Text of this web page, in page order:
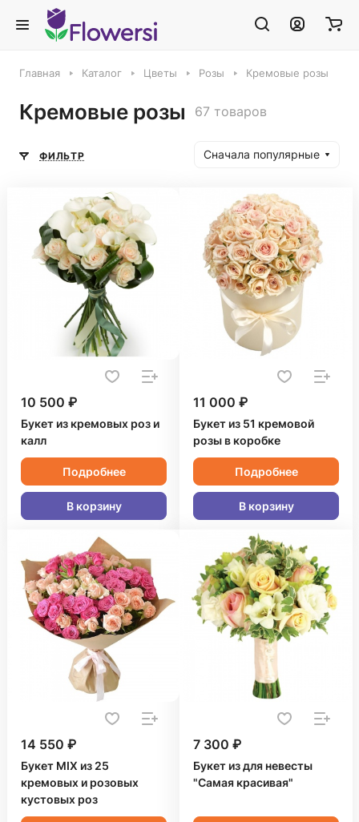
Главная Каталог Цветы Розы Кремовые розы
Кремовые розы 67 товаров
ФИЛЬТР Сначала популярные
10 500 ₽
Букет из кремовых роз и
калл
Подробнее
В корзину
11 000 ₽
Букет из 51 кремовой
розы в коробке
Подробнее
В корзину
14 550 ₽
Букет MIX из 25
кремовых и розовых
кустовых роз
7 300 ₽
Букет из для невесты
"Самая красивая"